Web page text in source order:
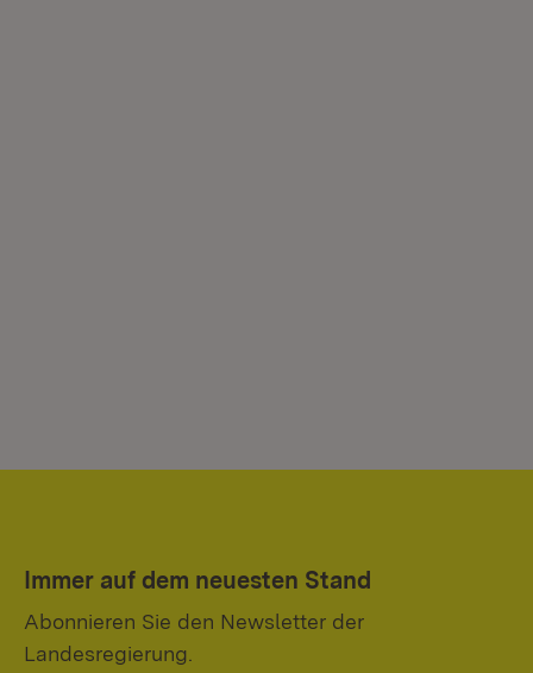
Immer auf dem neuesten Stand
Abonnieren Sie den Newsletter der
Landesregierung.